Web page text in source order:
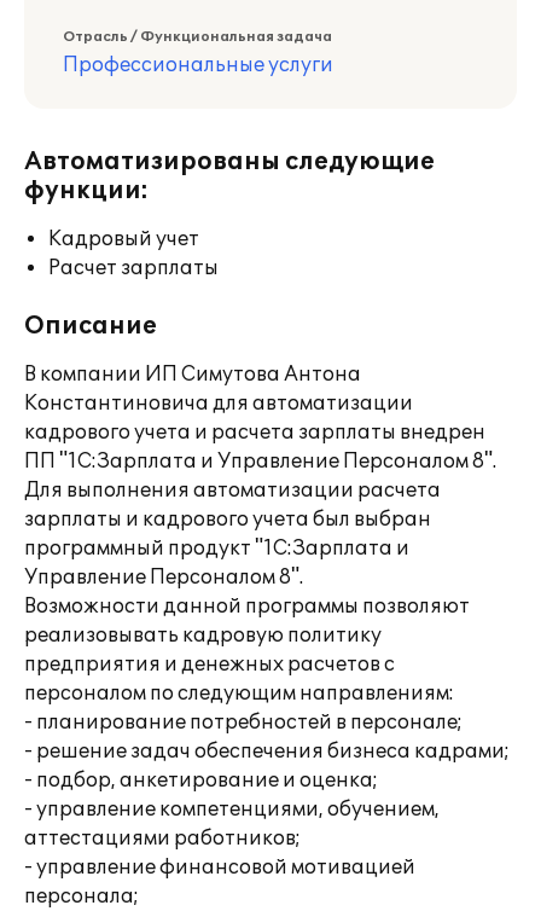
Отрасль / Функциональная задача
Профессиональные услуги
Автоматизированы следующие
функции:
Кадровый учет
Расчет зарплаты
Описание
В компании ИП Симутова Антона
Константиновича для автоматизации
кадрового учета и расчета зарплаты внедрен
ПП "1С:Зарплата и Управление Персоналом 8".
Для выполнения автоматизации расчета
зарплаты и кадрового учета был выбран
программный продукт "1С:Зарплата и
Управление Персоналом 8".
Возможности данной программы позволяют
реализовывать кадровую политику
предприятия и денежных расчетов с
персоналом по следующим направлениям:
- планирование потребностей в персонале;
- решение задач обеспечения бизнеса кадрами;
- подбор, анкетирование и оценка;
- управление компетенциями, обучением,
аттестациями работников;
- управление финансовой мотивацией
персонала;